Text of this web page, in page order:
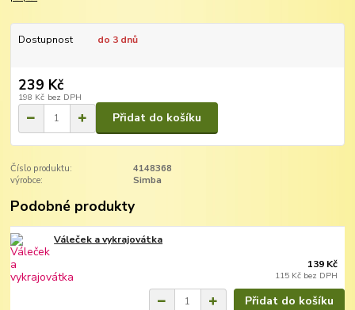
Dostupnost do 3 dnů
239 Kč
198 Kč bez DPH
Přidat do košíku
Číslo produktu:
4148368
výrobce:
Simba
Podobné produkty
Váleček a vykrajovátka
139 Kč
115 Kč bez DPH
Přidat do košíku